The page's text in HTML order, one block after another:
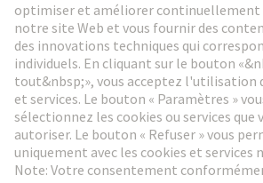
Aller à l'inscription
Social Media